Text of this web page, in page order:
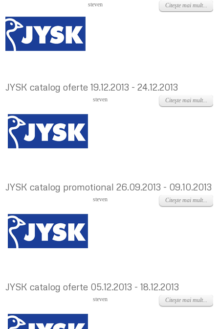
steven Citeşte mai mult...
JYSK catalog oferte 19.12.2013 - 24.12.2013
Joi, 19 Decembrie 2013
steven Citeşte mai mult...
JYSK catalog promotional 26.09.2013 - 09.10.2013
Vineri, 27 Septembrie 2013
steven Citeşte mai mult...
JYSK catalog oferte 05.12.2013 - 18.12.2013
Joi, 05 Decembrie 2013
steven Citeşte mai mult...